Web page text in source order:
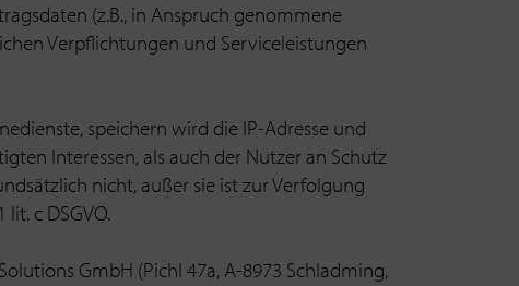
(z.B., in Anspruch genommene
Verpflichtungen und Serviceleistungen
speichern wird die IP-Adresse und
Interessen, als auch der Nutzer an Schutz
nicht, außer sie ist zur Verfolgung
c DSGVO.
GmbH (Pichl 47a, A-8973 Schladming,